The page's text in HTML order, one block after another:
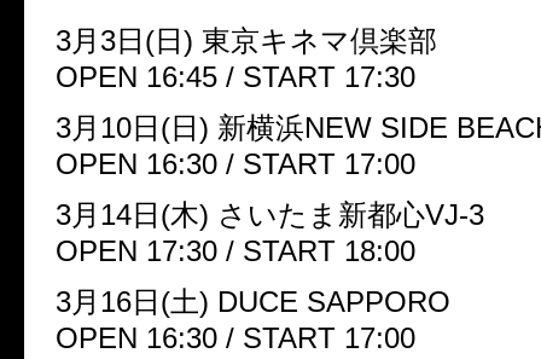
3月3日(日) 東京キネマ倶楽部
OPEN 16:45 / START 17:30
3月10日(日) 新横浜NEW SIDE
OPEN 16:30 / START 17:00
3月14日(木) さいたま新都心VJ-3
OPEN 17:30 / START 18:00
3月16日(土) DUCE SAPPORO
OPEN 16:30 / START 17:00